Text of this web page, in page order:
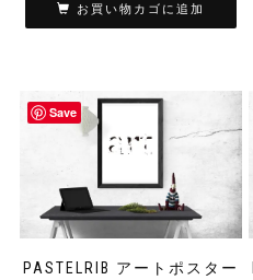
お買い物カゴに追加
Save
PASTELRIB アートポスター